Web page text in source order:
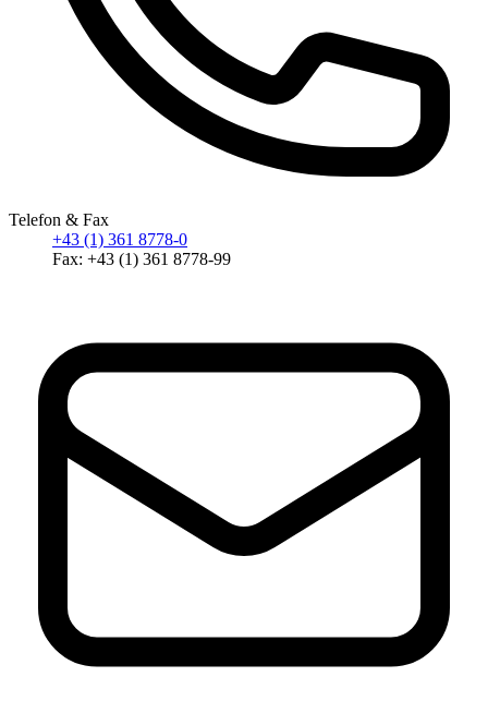
Telefon & Fax
+43 (1) 361 8778-0
Fax: +43 (1) 361 8778-99